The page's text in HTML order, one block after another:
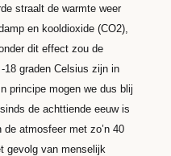
straalt de warmte weer
en kooldioxide (CO2),
dit effect zou de
18 graden Celsius zijn in
principe mogen we dus blij
de achttiende eeuw is
atmosfeer met zo’n 40
gevolg van menselijk